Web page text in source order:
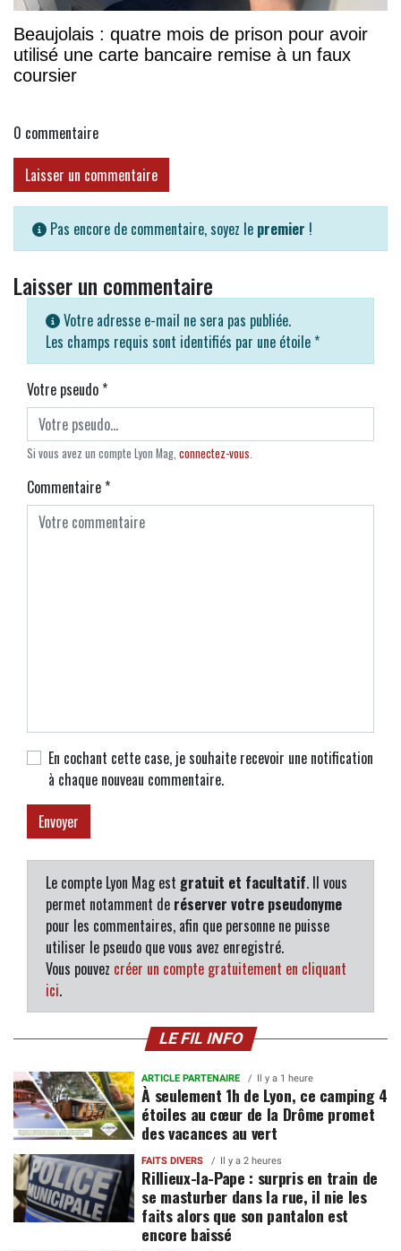
Beaujolais : quatre mois de prison pour avoir
utilisé une carte bancaire remise à un faux
coursier
0 commentaire
Laisser un commentaire
Pas encore de commentaire, soyez le premier !
Laisser un commentaire
Votre adresse e-mail ne sera pas publiée.
Les champs requis sont identifiés par une étoile *
Votre pseudo*
Si vous avez un compte Lyon Mag, connectez-vous.
Commentaire*
En cochant cette case, je souhaite recevoir une notification
à chaque nouveau commentaire.
Le compte Lyon Mag est gratuit et facultatif. Il vous
permet notamment de réserver votre pseudonyme
pour les commentaires, afin que personne ne puisse
utiliser le pseudo que vous avez enregistré.
Vous pouvez créer un compte gratuitement en cliquant
ici.
LE FIL INFO
ARTICLE PARTENAIRE Il y a 1 heure
À seulement 1h de Lyon, ce camping 4
étoiles au cœur de la Drôme promet
des vacances au vert
FAITS DIVERS Il y a 2 heures
Rillieux-la-Pape : surpris en train de
se masturber dans la rue, il nie les
faits alors que son pantalon est
encore baissé